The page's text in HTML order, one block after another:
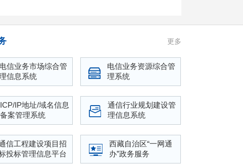
更多
电信业务市场综合管
信息系统
电信业务资源综合管
理系统
ICP/IP地址/域名信息
备案管理系统
通信行业规划建设管
理信息系统
信工程建设项目招
投标管理信息平台
西藏自治区“一网通
办”政务服务